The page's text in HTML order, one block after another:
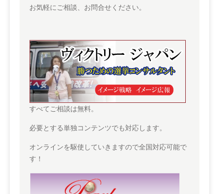
お気軽にご相談、お問合せください。
すべてご相談は無料。
必要とする単独コンテンツでも対応します。
オンラインを駆使していきますので全国対応可能で
す！